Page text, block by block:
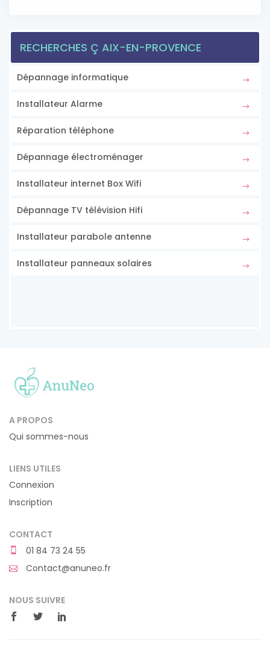
RECHERCHES Ç AIX-EN-PROVENCE
Dépannage informatique
Installateur Alarme
Réparation téléphone
Dépannage électroménager
Installateur internet Box Wifi
Dépannage TV télévision Hifi
Installateur parabole antenne
Installateur panneaux solaires
A PROPOS
Qui sommes-nous
LIENS UTILES
Connexion
Inscription
CONTACT
01 84 73 24 55
Contact@anuneo.fr
NOUS SUIVRE